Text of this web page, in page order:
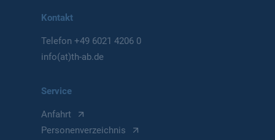
Kontakt
Telefon+49 6021 4206 0
info(at)th-ab.de
Service
Anfahrt
Personenverzeichnis